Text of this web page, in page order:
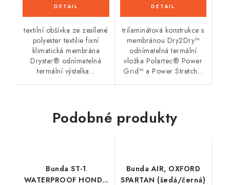
textilní obšívka ze zesílené
polyester textilie fixní
klimatická membrána
Drystar® odnímatelná
termální výstelka...
trilaminátová konstrukce s
membránou Dry2Dry™
odnímatelná termální
vložka Polartec® Power
Grid™ a Power Stretch...
Podobné produkty
Bunda ST-1
WATERPROOF HONDA
Bunda AIR, OXFORD
SPARTAN (šedá/černá)